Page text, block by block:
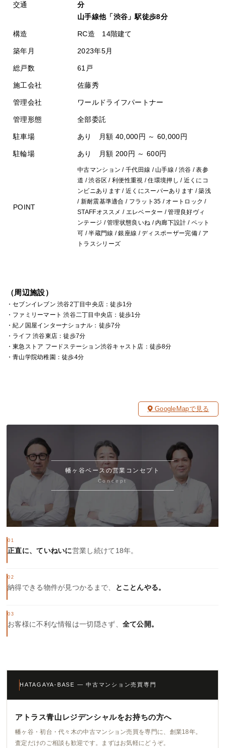
交通
分
山手線他「渋谷」駅徒歩8分
構造 RC造 14階建て
築年月 2023年5月
総戸数 61戸
施工会社 佐藤秀
管理会社 ワールドライフパートナー
管理形態 全部委託
駐車場 あり 月額 40,000円 ～ 60,000円
駐輪場 あり 月額 200円 ～ 600円
POINT
中古マンション / 千代田線 / 山手線 / 渋谷 / 表参
道 / 渋谷区 / 利便性重視 / 住環境押し / 近くにコ
ンビニあります / 近くにスーパーあります / 築浅
/ 新耐震基準適合 / フラット35 / オートロック /
STAFFオススメ / エレベーター / 管理良好ヴィ
ンテージ / 管理状態良いね / 内廊下設計 / ペット
可 / 半蔵門線 / 銀座線 / ディスポーザー完備 / ア
トラスシリーズ
（周辺施設）
・セブンイレブン 渋谷2丁目中央店：徒歩1分
・ファミリーマート 渋谷二丁目中央店：徒歩1分
・紀ノ国屋インターナショナル：徒歩7分
・ライフ 渋谷東店：徒歩7分
・東急ストア フードステーション渋谷キャスト店：徒歩8分
・青山学院幼稚園：徒歩4分
GoogleMapで見る
幡ヶ谷ベースの営業コンセプト
Concept
01
正直に、ていねいに営業し続けて18年。
02
納得できる物件が見つかるまで、 とことんやる。
03
お客様に不利な情報は一切隠さず、 全て公開。
HATAGAYA-BASE — 中古マンション売買専門
アトラス青山レジデンシャルをお持ちの方へ
幡ヶ谷・初台・代々木の中古マンション売買を専門に、創業18年。
査定だけのご相談も歓迎です。まずはお気軽にどうぞ。